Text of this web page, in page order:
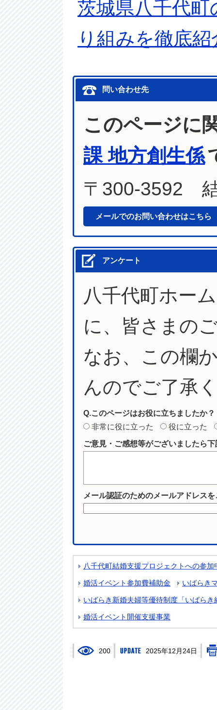
茨城県八千代
り組みを徹底紹
問い合わせ先
このページに
課 地方創生係
〒300-3592
メールでのお問い合わせはこちら
アンケート
八千代町ホー
に、皆さまの
なお、この欄
んのでご了承
Q.このページはお役に立ちましたか？
非常に役に立った
役に立った
ご意見・ご感想等がございましたら
メール認証のためのメールアドレス
八千代町結婚支援プロジェクトへの参加
婚活イベント参加費補助金 いばらき
いばらき新婚夫婦等優待制度「いばら
婚活イベント開催支援事業
200 2025年12月24日